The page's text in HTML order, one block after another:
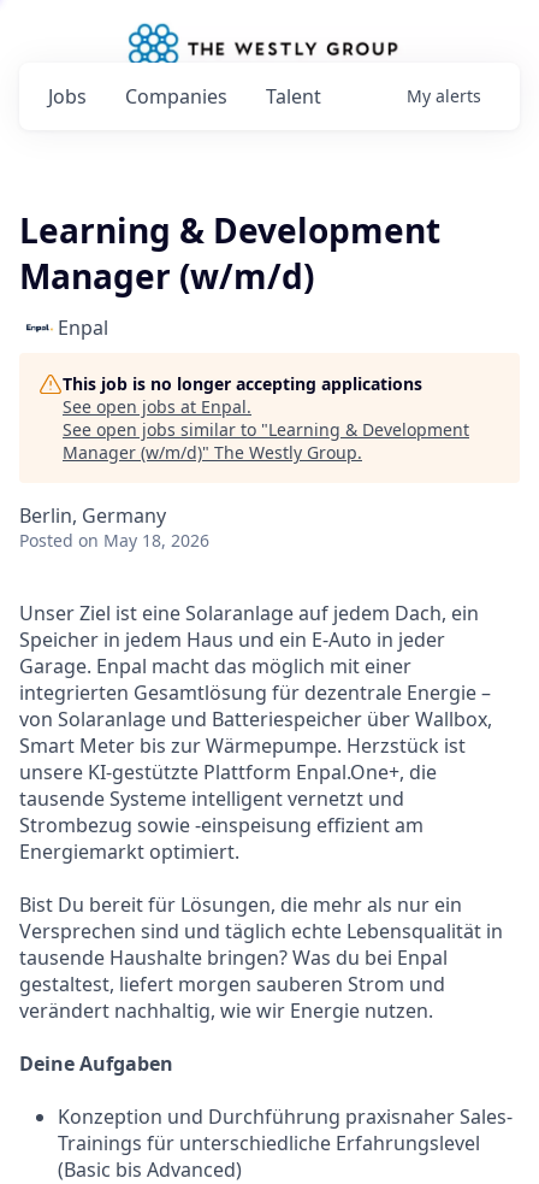
Jobs Companies Talent My alerts
Learning & Development
Manager (w/m/d)
Enpal
This job is no longer accepting applications
See open jobs at Enpal.
See open jobs similar to "Learning & Development
Manager (w/m/d)" The Westly Group.
Berlin, Germany
Posted on May 18, 2026
Unser Ziel ist eine Solaranlage auf jedem Dach, ein
Speicher in jedem Haus und ein E-Auto in jeder
Garage. Enpal macht das möglich mit einer
integrierten Gesamtlösung für dezentrale Energie –
von Solaranlage und Batteriespeicher über Wallbox,
Smart Meter bis zur Wärmepumpe. Herzstück ist
unsere KI-gestützte Plattform Enpal.One+, die
tausende Systeme intelligent vernetzt und
Strombezug sowie -einspeisung effizient am
Energiemarkt optimiert.
Bist Du bereit für Lösungen, die mehr als nur ein
Versprechen sind und täglich echte Lebensqualität in
tausende Haushalte bringen? Was du bei Enpal
gestaltest, liefert morgen sauberen Strom und
verändert nachhaltig, wie wir Energie nutzen.
Deine Aufgaben
Konzeption und Durchführung praxisnaher Sales-
Trainings für unterschiedliche Erfahrungslevel
(Basic bis Advanced)